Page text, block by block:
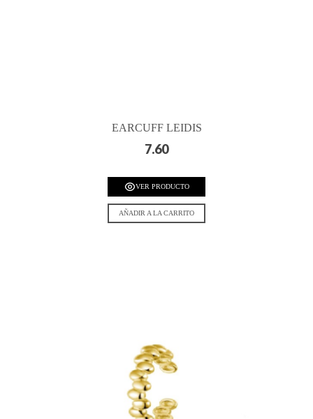
EARCUFF LEIDIS
7.60
VER PRODUCTO
AÑADIR A LA CARRITO